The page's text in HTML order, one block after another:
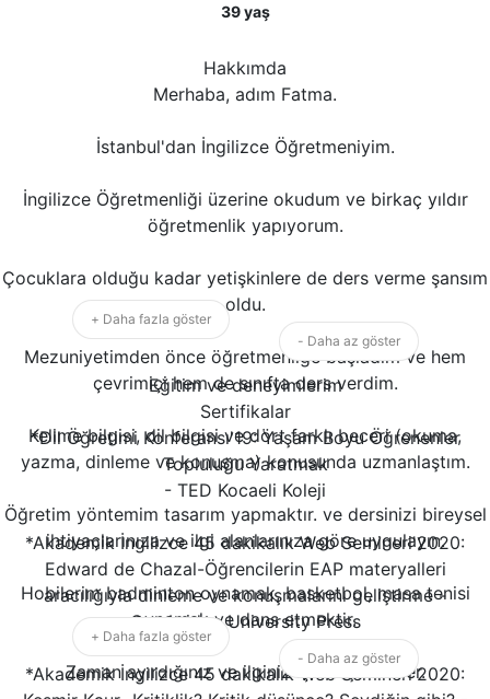
39 yaş
Hakkımda
Merhaba, adım Fatma.
İstanbul'dan İngilizce Öğretmeniyim.
İngilizce Öğretmenliği üzerine okudum ve birkaç yıldır
öğretmenlik yapıyorum.
Çocuklara olduğu kadar yetişkinlere de ders verme şansım
oldu.
Mezuniyetimden önce öğretmenliğe başladım ve hem
çevrimiçi hem de sınıfta ders verdim.
Kelime bilgisi, dil bilgisi ve dört farklı beceri (okuma,
yazma, dinleme ve konuşma) konusunda uzmanlaştım.
Öğretim yöntemim tasarım yapmaktır. ve dersinizi bireysel
ihtiyaçlarınıza ve ilgi alanlarınıza göre uygulayın.
Hobilerim badminton oynamak, basketbol, masa tenisi
oynamak ve dans etmektir.
Zaman ayırdığınız ve ilginiz için teşekkürler.
+ Daha fazla göster
- Daha az göster
Eğitim ve deneyimlerim
Sertifikalar
*Dil Öğretimi Konferansı'19: Yaşam Boyu Öğrenenler
Topluluğu Yaratmak
- TED Kocaeli Koleji
*Akademik İngilizce 45 dakikalık Web Semineri'2020:
Edward de Chazal-Öğrencilerin EAP materyalleri
aracılığıyla dinleme ve konuşmalarını geliştirme -
Cambridge University Press
*Akademik İngilizce 45 dakikalık Web Semineri'2020:
+ Daha fazla göster
- Daha az göster